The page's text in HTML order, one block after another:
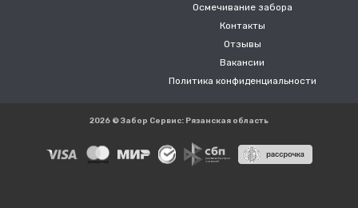
Осмечивание забора
Контакты
Отзывы
Вакансии
Политика конфиденциальности
2026 © Забор Сервис: Рязанская область